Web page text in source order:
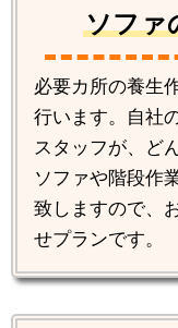
ソファ
必要カ所の養生
行います。自社
スタッフが、ど
ソファや階段作
致しますので、
せプランです。